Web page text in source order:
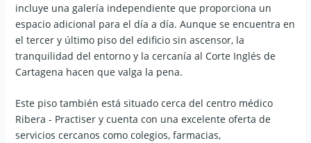
incluye una galería independiente que proporciona un
espacio adicional para el día a día. Aunque se encuentra en
el tercer y último piso del edificio sin ascensor, la
tranquilidad del entorno y la cercanía al Corte Inglés de
Cartagena hacen que valga la pena.
Este piso también está situado cerca del centro médico
Ribera - Practiser y cuenta con una excelente oferta de
servicios cercanos como colegios, farmacias,